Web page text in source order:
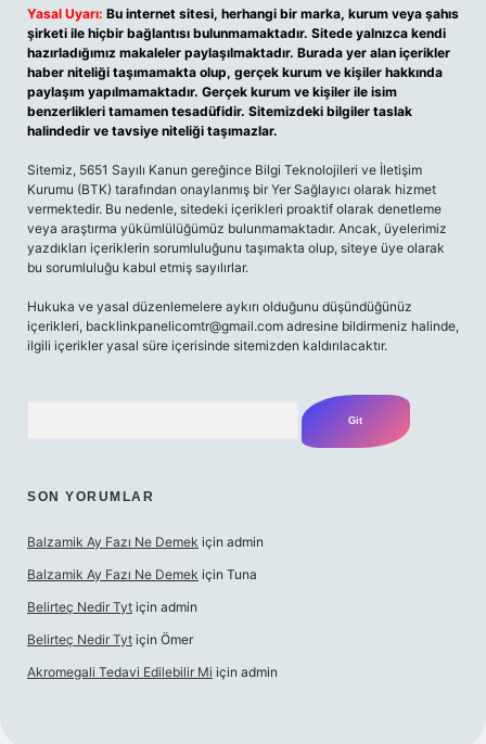
Yasal Uyarı: Bu internet sitesi, herhangi bir marka, kurum veya şahıs
şirketi ile hiçbir bağlantısı bulunmamaktadır. Sitede yalnızca kendi
hazırladığımız makaleler paylaşılmaktadır. Burada yer alan içerikler
haber niteliği taşımamakta olup, gerçek kurum ve kişiler hakkında
paylaşım yapılmamaktadır. Gerçek kurum ve kişiler ile isim
benzerlikleri tamamen tesadüfidir. Sitemizdeki bilgiler taslak
halindedir ve tavsiye niteliği taşımazlar.
Sitemiz, 5651 Sayılı Kanun gereğince Bilgi Teknolojileri ve İletişim
Kurumu (BTK) tarafından onaylanmış bir Yer Sağlayıcı olarak hizmet
vermektedir. Bu nedenle, sitedeki içerikleri proaktif olarak denetleme
veya araştırma yükümlülüğümüz bulunmamaktadır. Ancak, üyelerimiz
yazdıkları içeriklerin sorumluluğunu taşımakta olup, siteye üye olarak
bu sorumluluğu kabul etmiş sayılırlar.
Hukuka ve yasal düzenlemelere aykırı olduğunu düşündüğünüz
içerikleri, backlinkpanelicomtr@gmail.com adresine bildirmeniz halinde,
ilgili içerikler yasal süre içerisinde sitemizden kaldırılacaktır.
SON YORUMLAR
Balzamik Ay Fazı Ne Demek için admin
Balzamik Ay Fazı Ne Demek için Tuna
Belirteç Nedir Tyt için admin
Belirteç Nedir Tyt için Ömer
Akromegali Tedavi Edilebilir Mi için admin